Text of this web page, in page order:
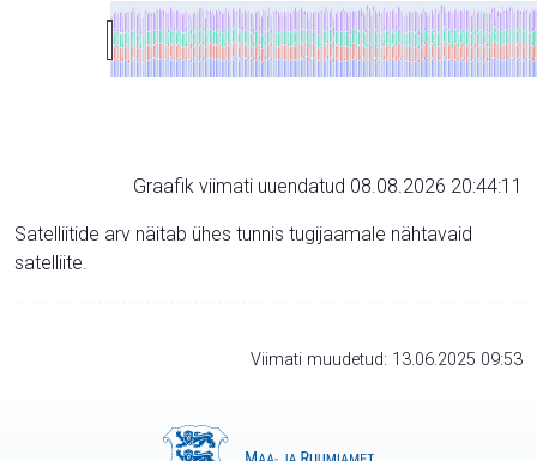
Graafik viimati uuendatud 08.08.2026 20:44:11
Satelliitide arv näitab ühes tunnis tugijaamale nähtavaid
satelliite.
Viimati muudetud: 13.06.2025 09:53